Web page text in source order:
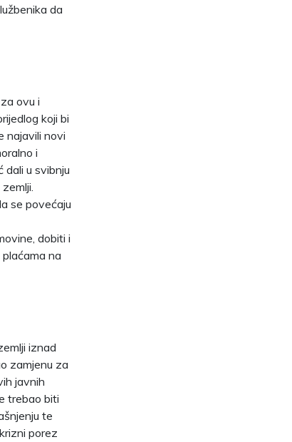
da
ovu i
koji bi
najavili novi
i
dali u svibnju
se povećaju
dobiti i
na
iznad
zamjenu za
javnih
trebao biti
te
porez